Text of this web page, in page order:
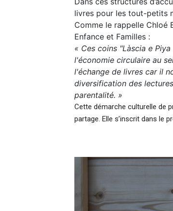
livres pour les tout-petits
Comme le rappelle Chloé
Enfance et Familles :
« Ces coins "Làscia e
l'économie circulaire au
l'échange de livres car il
diversification des
parentalité. »
Cette démarche culturelle de
partage. Elle s’inscrit dans le